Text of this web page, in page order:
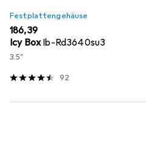
Festplattengehäuse
EUR
186,39
Icy BoxIb-Rd3640su3
3.5"
92